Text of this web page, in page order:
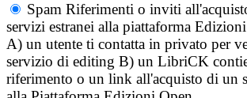
Spam Riferimenti o inviti
servizi estranei alla piattaforma
A) un utente ti contatta in privato per
servizio di editing B) un LibriCK
riferimento o un link all'acquisto di un